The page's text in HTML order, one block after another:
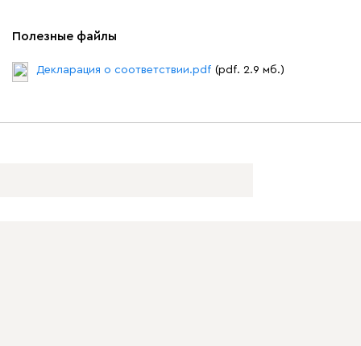
Полезные файлы
Декларация о соответствии.pdf (pdf. 2.9 мб.)